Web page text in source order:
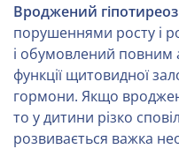
Вроджений гіпотиреоз
порушеннями росту і
і обумовлений
функції щитовидної
гормони. Якщо
то у дитини різко
розвивається важка